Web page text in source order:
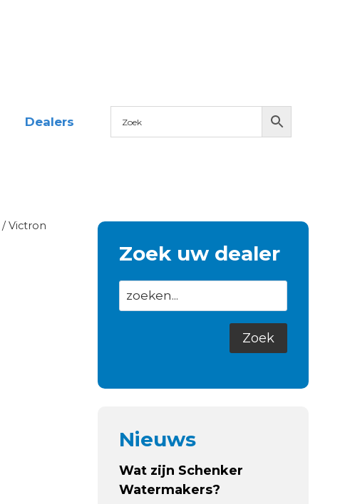
Dealers
/ Victron
Zoek uw dealer
Nieuws
Wat zijn Schenker
Watermakers?